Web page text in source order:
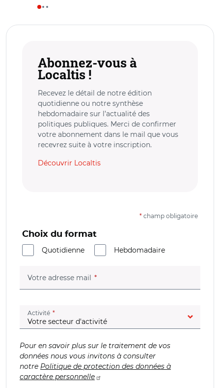
Abonnez-vous à
Localtis !
Recevez le détail de notre édition
quotidienne ou notre synthèse
hebdomadaire sur l’actualité des
politiques publiques. Merci de confirmer
votre abonnement dans le mail que vous
recevrez suite à votre inscription.
Découvrir Localtis
* champ obligatoire
Choix du format
Quotidienne
Hebdomadaire
Votre adresse mail (champ obligatoire)
Activité (champ obligatoire)
Pour en savoir plus sur le traitement de vos
données nous vous invitons à consulter
notre Politique de protection des données à
caractère personnelle